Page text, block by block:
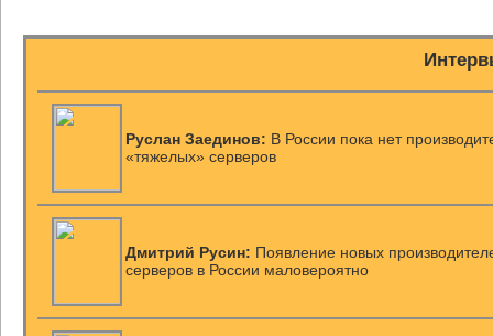
Руслан Заединов: В России пока нет
«тяжелых» серверов
Дмитрий Русин: Появление новых
серверов в России маловероятно